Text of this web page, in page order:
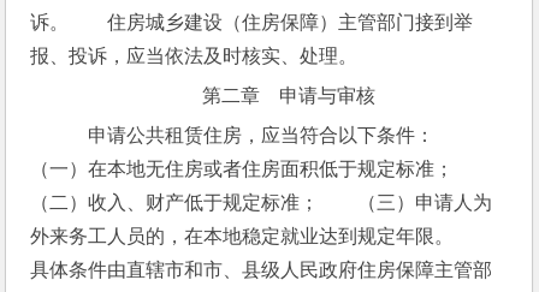
诉。　　住房城乡建设（住房保障）主管部门接到举
报、投诉，应当依法及时核实、处理。
第二章　申请与审核
申请公共租赁住房，应当符合以下条件：
（一）在本地无住房或者住房面积低于规定标准；
（二）收入、财产低于规定标准；　　（三）申请人为
外来务工人员的，在本地稳定就业达到规定年限。
具体条件由直辖市和市、县级人民政府住房保障主管部